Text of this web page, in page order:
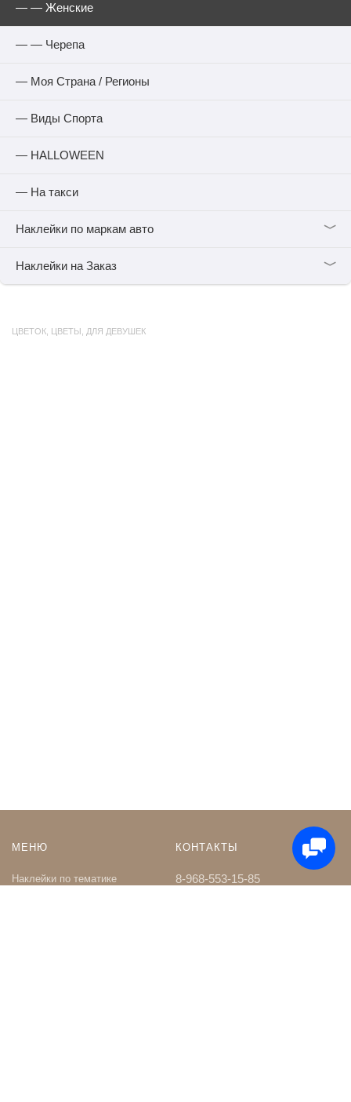
— — Женские
— — Черепа
— Моя Страна / Регионы
— Виды Спорта
— HALLOWEEN
— На такси
Наклейки по маркам авто ﹀
Наклейки на Заказ ﹀
ЦВЕТОК ЦВЕТЫ ДЛЯ ДЕВУШЕК
МЕНЮ
Наклейки по тематике
КОНТАКТЫ
8-968-553-15-85